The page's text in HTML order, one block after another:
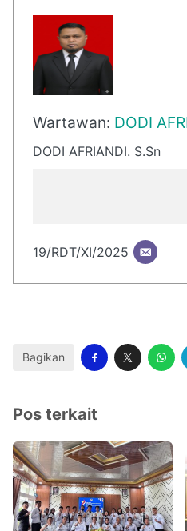
Wartawan: DODI
DODI AFRIANDI. S.Sn
19/RDT/XI/2025
Bagikan
Pos terkait